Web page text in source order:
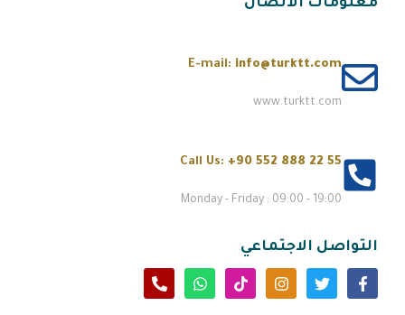
معلومات الاتصال
E-mail: info@turktt.com
www.turktt.com
Call Us: +90 552 888 22 55
Monday - Friday : 09:00 - 19:00
التواصل الاجتماعي